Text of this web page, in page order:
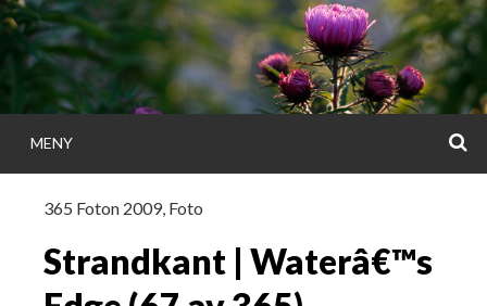
Gå
direkt
till
innehållet
i ord & bild
MENY
365 Foton 2009, Foto
Strandkant | Waterâ€™s